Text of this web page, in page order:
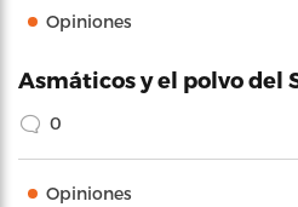
Opiniones
Asmáticos y el polvo del
0
Opiniones